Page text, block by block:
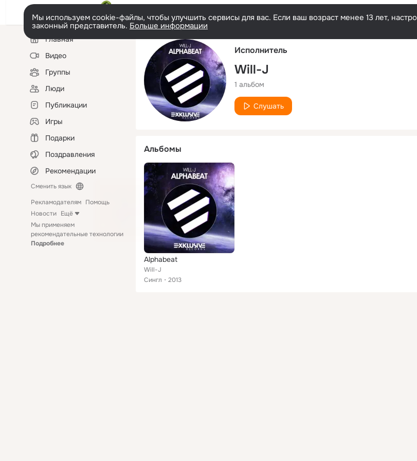
Мы используем cookie-файлы, чтобы улучшить сервисы для вас. Если ваш возраст менее 13 лет,
законный представитель. Больше информации
Левая
колонкаГлавная
Видео
Группы
Люди
Публикации
Игры
Подарки
Поздравления
Рекомендации
Сменить язык
Рекламодателям Помощь
Новости Ещё
Мы применяем
рекомендательные технологии
Подробнее
Исполнитель
Will-J
1 альбом
Слушать
Альбомы
Alphabeat
Will-J
Сингл
2013